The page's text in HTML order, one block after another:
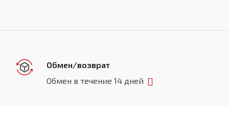
Обмен/возврат
Обмен в течение 14 дней